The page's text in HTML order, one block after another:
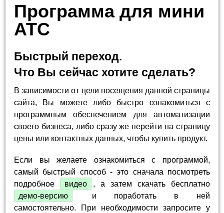
Программа для мини
АТС
Быстрый переход.
Что Вы сейчас хотите сделать?
В зависимости от цели посещения данной страницы
сайта, Вы можете либо быстро ознакомиться с
программным обеспечением для автоматизации
своего бизнеса, либо сразу же перейти на страницу
цены или контактных данных, чтобы купить продукт.
Если вы желаете ознакомиться с программой,
самый быстрый способ - это сначала посмотреть
подробное
видео
, а затем скачать бесплатно
демо-версию
и поработать в ней
самостоятельно. При необходимости запросите у